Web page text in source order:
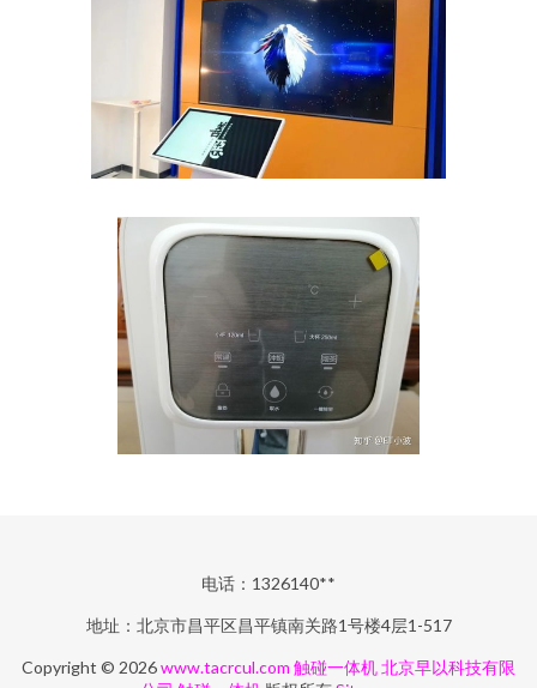
电话：1326140**
地址：北京市昌平区昌平镇南关路1号楼4层1-517
Copyright © 2026www.tacrcul.com 触碰一体机北京早以科技有限